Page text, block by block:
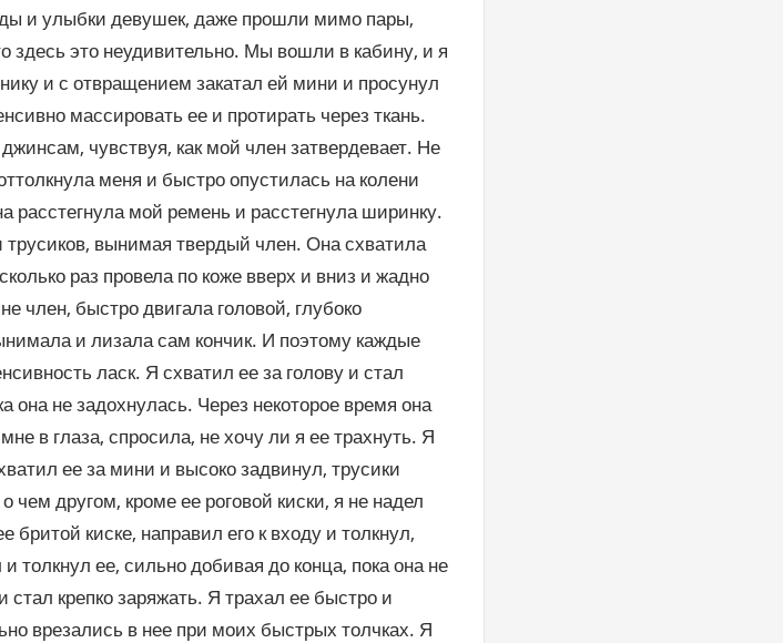
и улыбки девушек, даже прошли мимо пары,
здесь это неудивительно. Мы вошли в кабину, и я
и с отвращением закатал ей мини и просунул
массировать ее и протирать через ткань.
чувствуя, как мой член затвердевает. Не
меня и быстро опустилась на колени
мой ремень и расстегнула ширинку.
трусиков, вынимая твердый член. Она схватила
раз провела по коже вверх и вниз и жадно
член, быстро двигала головой, глубоко
и лизала сам кончик. И поэтому каждые
ласк. Я схватил ее за голову и стал
она не задохнулась. Через некоторое время она
в глаза, спросила, не хочу ли я ее трахнуть. Я
ее за мини и высоко задвинул, трусики
чем другом, кроме ее роговой киски, я не надел
бритой киске, направил его к входу и толкнул,
толкнул ее, сильно добивая до конца, пока она не
крепко заряжать. Я трахал ее быстро и
врезались в нее при моих быстрых толчках. Я